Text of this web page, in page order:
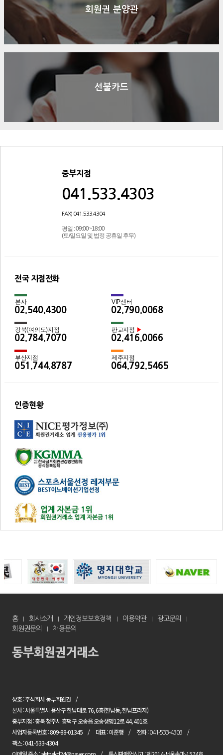
회원권 분양관
선불카드
중부지점
041.533.4303
FAX) 041.533.4304
평일 : 09:00~18:00
(토/일요일 및 법정 공휴일 후무)
전국 지점전화
본사
02.540.4300
VIP센터
02.790.0068
강북(여의도)지점
02.784.7070
판교지점 ▶
02.416.0066
부산지점
051.744.8787
제주지점
064.792.5465
인증현황
홈 회사소개 개인정보보호정책 이용약관
광고문의
회원권문의
채용문의
상호 : 주식회사 동부회원권
본사 : 서울특별시 용산구 한남대로 76, 6층(한남동, 한남프라자)
중부지점 : 충북 청주시 흥덕구 오송읍 오송생명12로 44, 401호
사업자등록번호 : 809-88-01345
대표 : 이준행 전화 :041-533-4303
팩스 : 041-533-4304